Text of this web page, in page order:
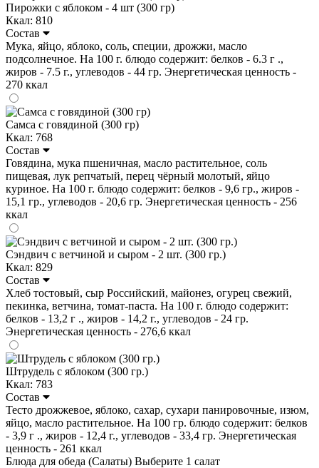
Пирожки с яблоком - 4 шт (300 гр)
Ккал: 810
Состав
Мука, яйцо, яблоко, соль, специи, дрожжи, масло
подсолнечное. На 100 г. блюдо содержит: белков - 6.3 г .,
жиров - 7.5 г., углеводов - 44 гр. Энергетическая ценность -
270 ккал
Самса с говядиной (300 гр)
Ккал: 768
Состав
Говядина, мука пшеничная, масло растительное, соль
пищевая, лук репчатый, перец чёрный молотый, яйцо
куриное. На 100 г. блюдо содержит: белков - 9,6 гр., жиров -
15,1 гр., углеводов - 20,6 гр. Энергетическая ценность - 256
ккал
Сэндвич с ветчиной и сыром - 2 шт. (300 гр.)
Ккал: 829
Состав
Хлеб тостовый, сыр Российский, майонез, огурец свежий,
пекинка, ветчина, томат-паста. На 100 г. блюдо содержит:
белков - 13,2 г ., жиров - 14,2 г., углеводов - 24 гр.
Энергетическая ценность - 276,6 ккал
Штрудель с яблоком (300 гр.)
Ккал: 783
Состав
Тесто дрожжевое, яблоко, сахар, сухари панировочные, изюм,
яйцо, масло растительное. На 100 гр. блюдо содержит: белков
- 3,9 г ., жиров - 12,4 г., углеводов - 33,4 гр. Энергетическая
ценность - 261 ккал
Блюда для обеда (Салаты) Выберите 1 салат